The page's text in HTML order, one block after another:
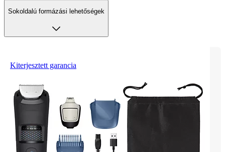
Sokoldalú formázási lehetőségek
Kiterjesztett garancia